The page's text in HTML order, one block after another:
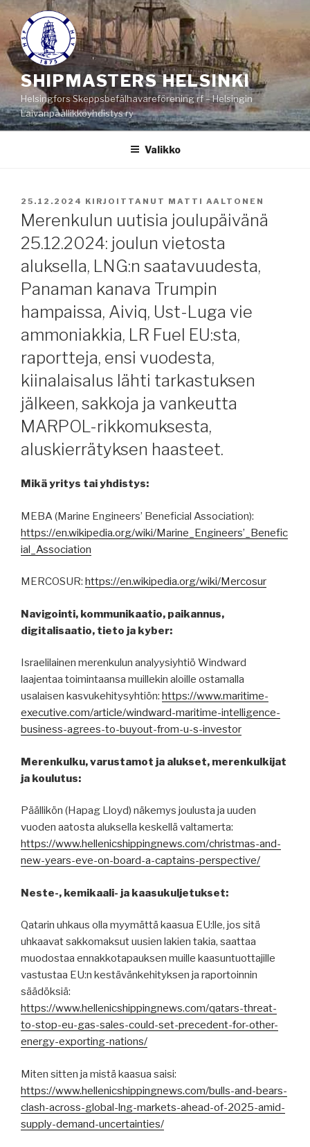
Siirry
sisältöön
SHIPMASTERS HELSINKI
Helsingfors Skeppsbefälhavareförening rf – Helsingin
Laivanpäällikköyhdistys ry
Valikko
JULKAISTU
25.12.2024 KIRJOITTANUT MATTI AALTONEN
Merenkulun uutisia joulupäivänä
25.12.2024: joulun vietosta
aluksella, LNG:n saatavuudesta,
Panaman kanava Trumpin
hampaissa, Aiviq, Ust-Luga vie
ammoniakkia, LR Fuel EU:sta,
raportteja, ensi vuodesta,
kiinalaisalus lähti tarkastuksen
jälkeen, sakkoja ja vankeutta
MARPOL-rikkomuksesta,
aluskierrätyksen haasteet.
Mikä yritys tai yhdistys:
MEBA (Marine Engineers’ Beneficial Association):
https://en.wikipedia.org/wiki/Marine_Engineers’_Benefic
ial_Association
MERCOSUR: https://en.wikipedia.org/wiki/Mercosur
Navigointi, kommunikaatio, paikannus,
digitalisaatio, tieto ja kyber:
Israelilainen merenkulun analyysiyhtiö Windward
laajentaa toimintaansa muillekin aloille ostamalla
usalaisen kasvukehitysyhtiön: https://www.maritime-
executive.com/article/windward-maritime-intelligence-
business-agrees-to-buyout-from-u-s-investor
Merenkulku, varustamot ja alukset, merenkulkijat
ja koulutus:
Päällikön (Hapag Lloyd) näkemys joulusta ja uuden
vuoden aatosta aluksella keskellä valtamerta:
https://www.hellenicshippingnews.com/christmas-and-
new-years-eve-on-board-a-captains-perspective/
Neste-, kemikaali- ja kaasukuljetukset:
Qatarin uhkaus olla myymättä kaasua EU:lle, jos sitä
uhkaavat sakkomaksut uusien lakien takia, saattaa
muodostaa ennakkotapauksen muille kaasuntuottajille
vastustaa EU:n kestävänkehityksen ja raportoinnin
säädöksiä:
https://www.hellenicshippingnews.com/qatars-threat-
to-stop-eu-gas-sales-could-set-precedent-for-other-
energy-exporting-nations/
Miten sitten ja mistä kaasua saisi:
https://www.hellenicshippingnews.com/bulls-and-bears-
clash-across-global-lng-markets-ahead-of-2025-amid-
supply-demand-uncertainties/